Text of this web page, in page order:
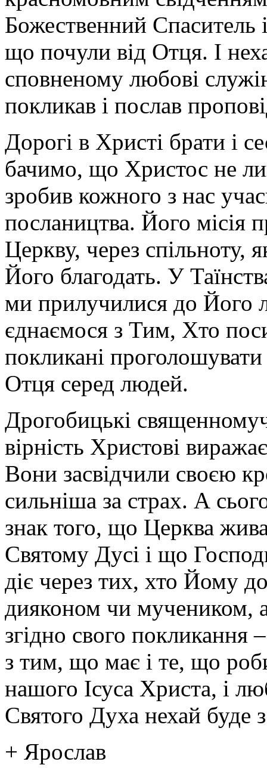
Божественний Спаситель
що почули від Отця. І
сповненому любові
покликав і послав
Дорогі в Христі брати і
бачимо, що Христос не
зробив кожного з нас
послаництва. Його місія
Церкву, через спільноту,
Його благодать. У
ми прилучилися до Його
єднаємося з Тим, Хто
покликані
Отця серед людей.
Дрогобицькі
вірність Христові
Вони засвідчили своєю
сильніша за страх. А
знак того, що Церква
Святому Дусі і що
діє через тих, хто Йому
дияконом чи мучеником,
згідно свого покликання
з тим, що має і те, що
нашого Ісуса Христа, і
Святого Духа нехай буде
+ Ярослав